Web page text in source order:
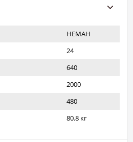
НЕМАН
24
640
2000
480
80.8 кг